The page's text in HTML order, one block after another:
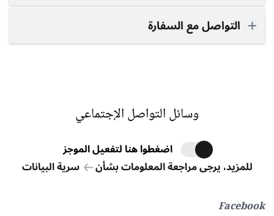
التواصل مع السفارة
وسائل التواصل الإجتماعي
اضغطوا هنا لتفعيل الموجز
للمزيد، يرجى مراجعة المعلومات بشأن
سرية البيانات
Facebook